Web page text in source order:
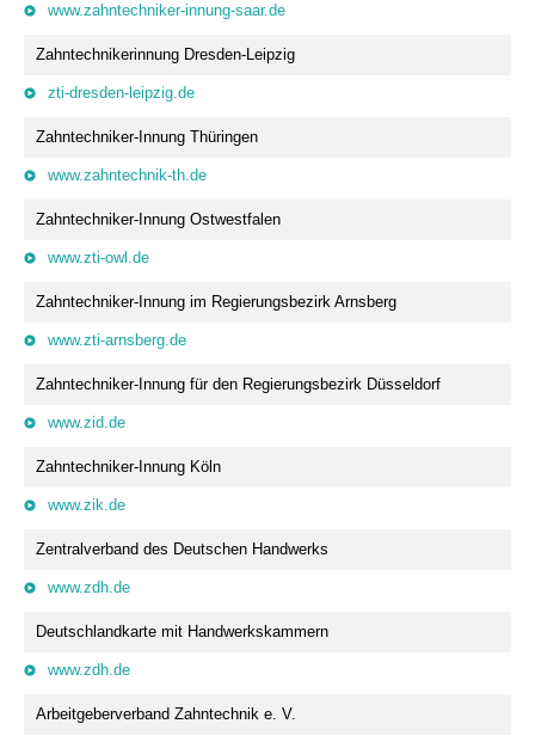
www.zahntechniker-innung-saar.de
Zahntechnikerinnung Dresden-Leipzig
zti-dresden-leipzig.de
Zahntechniker-Innung Thüringen
www.zahntechnik-th.de
Zahntechniker-Innung Ostwestfalen
www.zti-owl.de
Zahntechniker-Innung im Regierungsbezirk Arnsberg
www.zti-arnsberg.de
Zahntechniker-Innung für den Regierungsbezirk Düsseldorf
www.zid.de
Zahntechniker-Innung Köln
www.zik.de
Zentralverband des Deutschen Handwerks
www.zdh.de
Deutschlandkarte mit Handwerkskammern
www.zdh.de
Arbeitgeberverband Zahntechnik e. V.